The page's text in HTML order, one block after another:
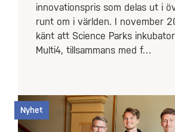
innovationspris som delas ut i
runt om i världen. I november
känt att Science Parks
Multi4, tillsammans med f…
Nyhet